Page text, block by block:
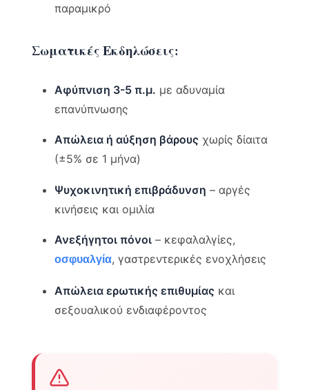
παραμικρό
Σωματικές Εκδηλώσεις:
Αφύπνιση 3-5 π.μ. με αδυναμία
επανύπνωσης
Απώλεια ή αύξηση βάρους χωρίς δίαιτα
(±5% σε 1 μήνα)
Ψυχοκινητική επιβράδυνση – αργές
κινήσεις και ομιλία
Ανεξήγητοι πόνοι – κεφαλαλγίες,
οσφυαλγία, γαστρεντερικές ενοχλήσεις
Απώλεια ερωτικής επιθυμίας και
σεξουαλικού ενδιαφέροντος